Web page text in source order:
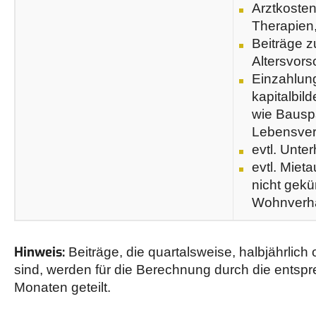
Beiträge
wie
evtl.
evtl.
nicht
Hinweis: Beiträge, die quartalsweise, halbjährlich
sind, werden für die Berechnung durch die
Monaten geteilt.